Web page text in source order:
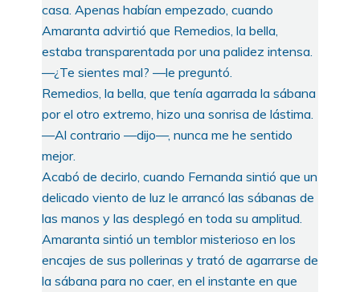
casa. Apenas habían empezado, cuando
Amaranta advirtió que Remedios, la bella,
estaba transparentada por una palidez intensa.
—¿Te sientes mal? —le preguntó.
Remedios, la bella, que tenía agarrada la sábana
por el otro extremo, hizo una sonrisa de lástima.
—Al contrario —dijo—, nunca me he sentido
mejor.
Acabó de decirlo, cuando Fernanda sintió que un
delicado viento de luz le arrancó las sábanas de
las manos y las desplegó en toda su amplitud.
Amaranta sintió un temblor misterioso en los
encajes de sus pollerinas y trató de agarrarse de
la sábana para no caer, en el instante en que